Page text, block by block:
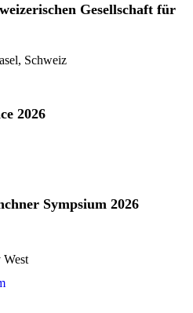
Gesellschaft für
Schweiz
2026
Sympsium 2026